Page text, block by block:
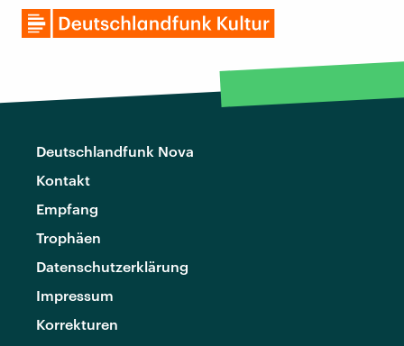
Deutschlandfunk Nova
Kontakt
Empfang
Trophäen
Datenschutzerklärung
Impressum
Korrekturen